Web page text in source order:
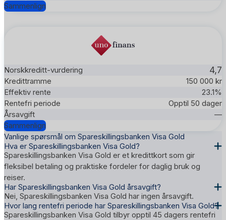
Sammenlign
4,7
150 000 kr
23.1%
Opptil 50 dager
—
Sammenlign
Vanlige spørsmål om Spareskillingsbanken Visa Gold
Hva er Spareskillingsbanken Visa Gold?
Spareskillingsbanken Visa Gold er et kredittkort som gir
fleksibel betaling og praktiske fordeler for daglig bruk og
reiser.
Har Spareskillingsbanken Visa Gold årsavgift?
Nei, Spareskillingsbanken Visa Gold har ingen årsavgift.
Hvor lang rentefri periode har Spareskillingsbanken Visa Gold?
Spareskillingsbanken Visa Gold tilbyr opptil 45 dagers rentefri